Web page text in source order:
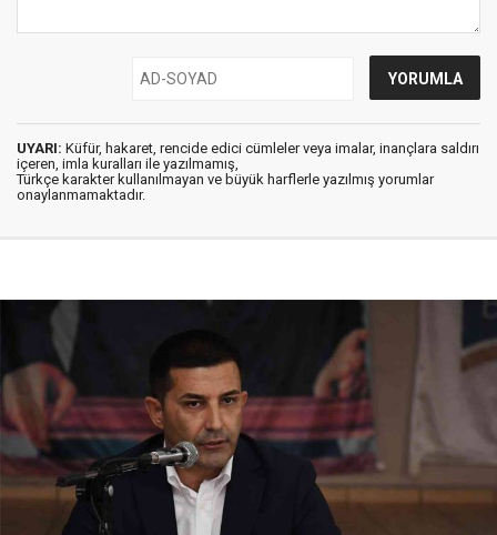
UYARI: Küfür, hakaret, rencide edici cümleler veya imalar, inançlara saldırı
içeren, imla kuralları ile yazılmamış,
Türkçe karakter kullanılmayan ve büyük harflerle yazılmış yorumlar
onaylanmamaktadır.